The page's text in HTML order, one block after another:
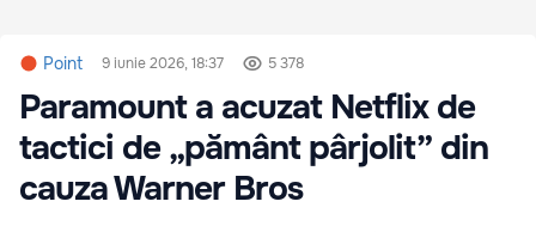
Point 9 iunie 2026, 18:37 5 378
Paramount a acuzat Netflix de
tactici de „pământ pârjolit” din
cauza Warner Bros